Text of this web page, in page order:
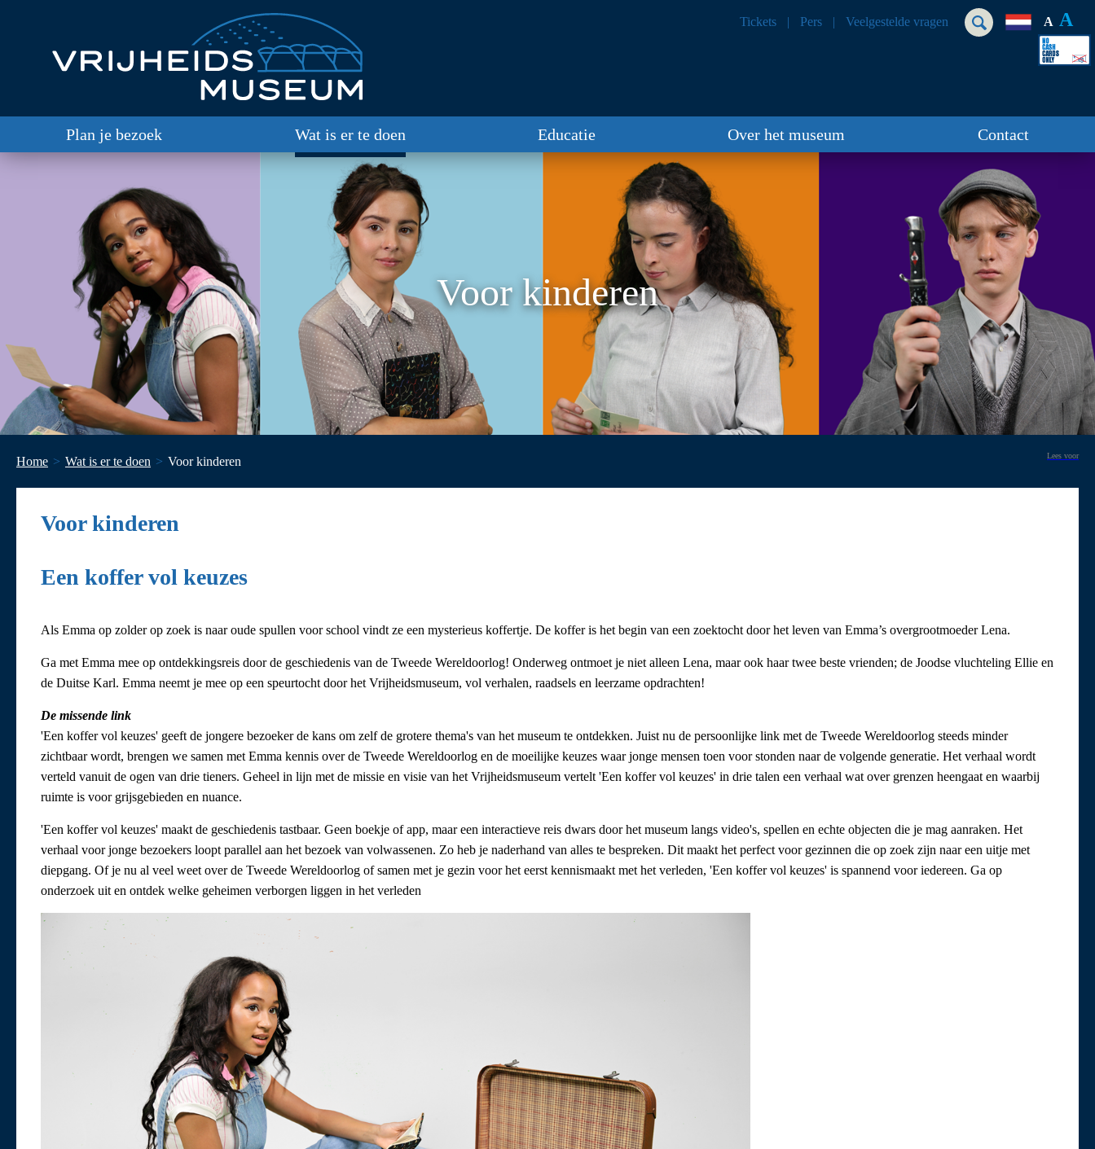
Tickets Pers Veelgestelde vragen A A
Plan je bezoek Wat is er te doen Educatie Over het museum Contact
Voor kinderen
Home Wat is er te doen Voor kinderen Lees voor
Voor kinderen
Een koffer vol keuzes
Als Emma op zolder op zoek is naar oude spullen voor school vindt ze een mysterieus koffertje. De koffer is het begin van een zoektocht door het leven van Emma’s overgrootmoeder Lena.
Ga met Emma mee op ontdekkingsreis door de geschiedenis van de Tweede Wereldoorlog! Onderweg ontmoet je niet alleen Lena, maar ook haar twee beste vrienden; de Joodse vluchteling Ellie en
de Duitse Karl. Emma neemt je mee op een speurtocht door het Vrijheidsmuseum, vol verhalen, raadsels en leerzame opdrachten!
De missende link
'Een koffer vol keuzes' geeft de jongere bezoeker de kans om zelf de grotere thema's van het museum te ontdekken. Juist nu de persoonlijke link met de Tweede Wereldoorlog steeds minder
zichtbaar wordt, brengen we samen met Emma kennis over de Tweede Wereldoorlog en de moeilijke keuzes waar jonge mensen toen voor stonden naar de volgende generatie. Het verhaal wordt
verteld vanuit de ogen van drie tieners. Geheel in lijn met de missie en visie van het Vrijheidsmuseum vertelt 'Een koffer vol keuzes' in drie talen een verhaal wat over grenzen heengaat en waarbij
ruimte is voor grijsgebieden en nuance.
'Een koffer vol keuzes' maakt de geschiedenis tastbaar. Geen boekje of app, maar een interactieve reis dwars door het museum langs video's, spellen en echte objecten die je mag aanraken. Het
verhaal voor jonge bezoekers loopt parallel aan het bezoek van volwassenen. Zo heb je naderhand van alles te bespreken. Dit maakt het perfect voor gezinnen die op zoek zijn naar een uitje met
diepgang. Of je nu al veel weet over de Tweede Wereldoorlog of samen met je gezin voor het eerst kennismaakt met het verleden, 'Een koffer vol keuzes' is spannend voor iedereen. Ga op
onderzoek uit en ontdek welke geheimen verborgen liggen in het verleden